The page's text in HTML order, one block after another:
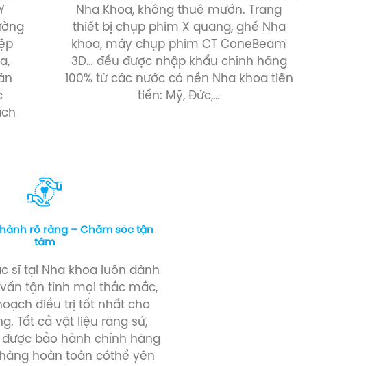
Nha Khoa, không thuê mướn. Trang
thiết bị chụp phim X quang, ghế Nha
khoa, máy chụp phim CT ConeBeam
3D… đều được nhập khẩu chính hãng
100% từ các nước có nền Nha khoa tiên
tiến: Mỹ, Đức,…
rõ ràng – Chăm sóc tận
tâm
sĩ tại Nha khoa luôn dành
tận tình mọi thắc mắc,
điều trị tốt nhất cho
Tất cả vật liệu răng sứ,
được bảo hành chính hãng
hoàn toàn cóthể yên